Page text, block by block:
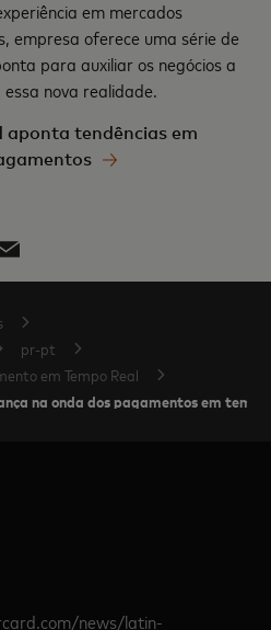
em mercados
empresa oferece uma série de
para auxiliar os negócios a
nova realidade.
aponta tendências em
pr-pt
em Tempo Real
na onda dos pagamentos em
news/latin-